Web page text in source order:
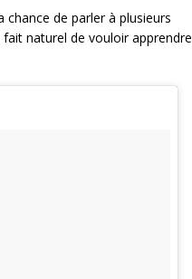
chance de parler à plusieurs
naturel de vouloir apprendre